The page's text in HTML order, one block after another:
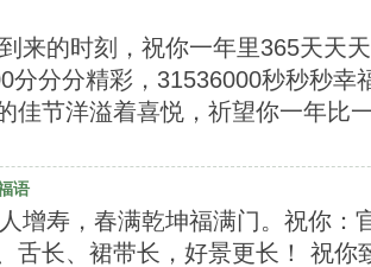
来的时刻，祝你一年里365天天
分分分精彩，31536000秒秒秒幸
佳节洋溢着喜悦，祈望你一年比
语
增寿，春满乾坤福满门。祝你：
舌长、裙带长，好景更长！ 祝你